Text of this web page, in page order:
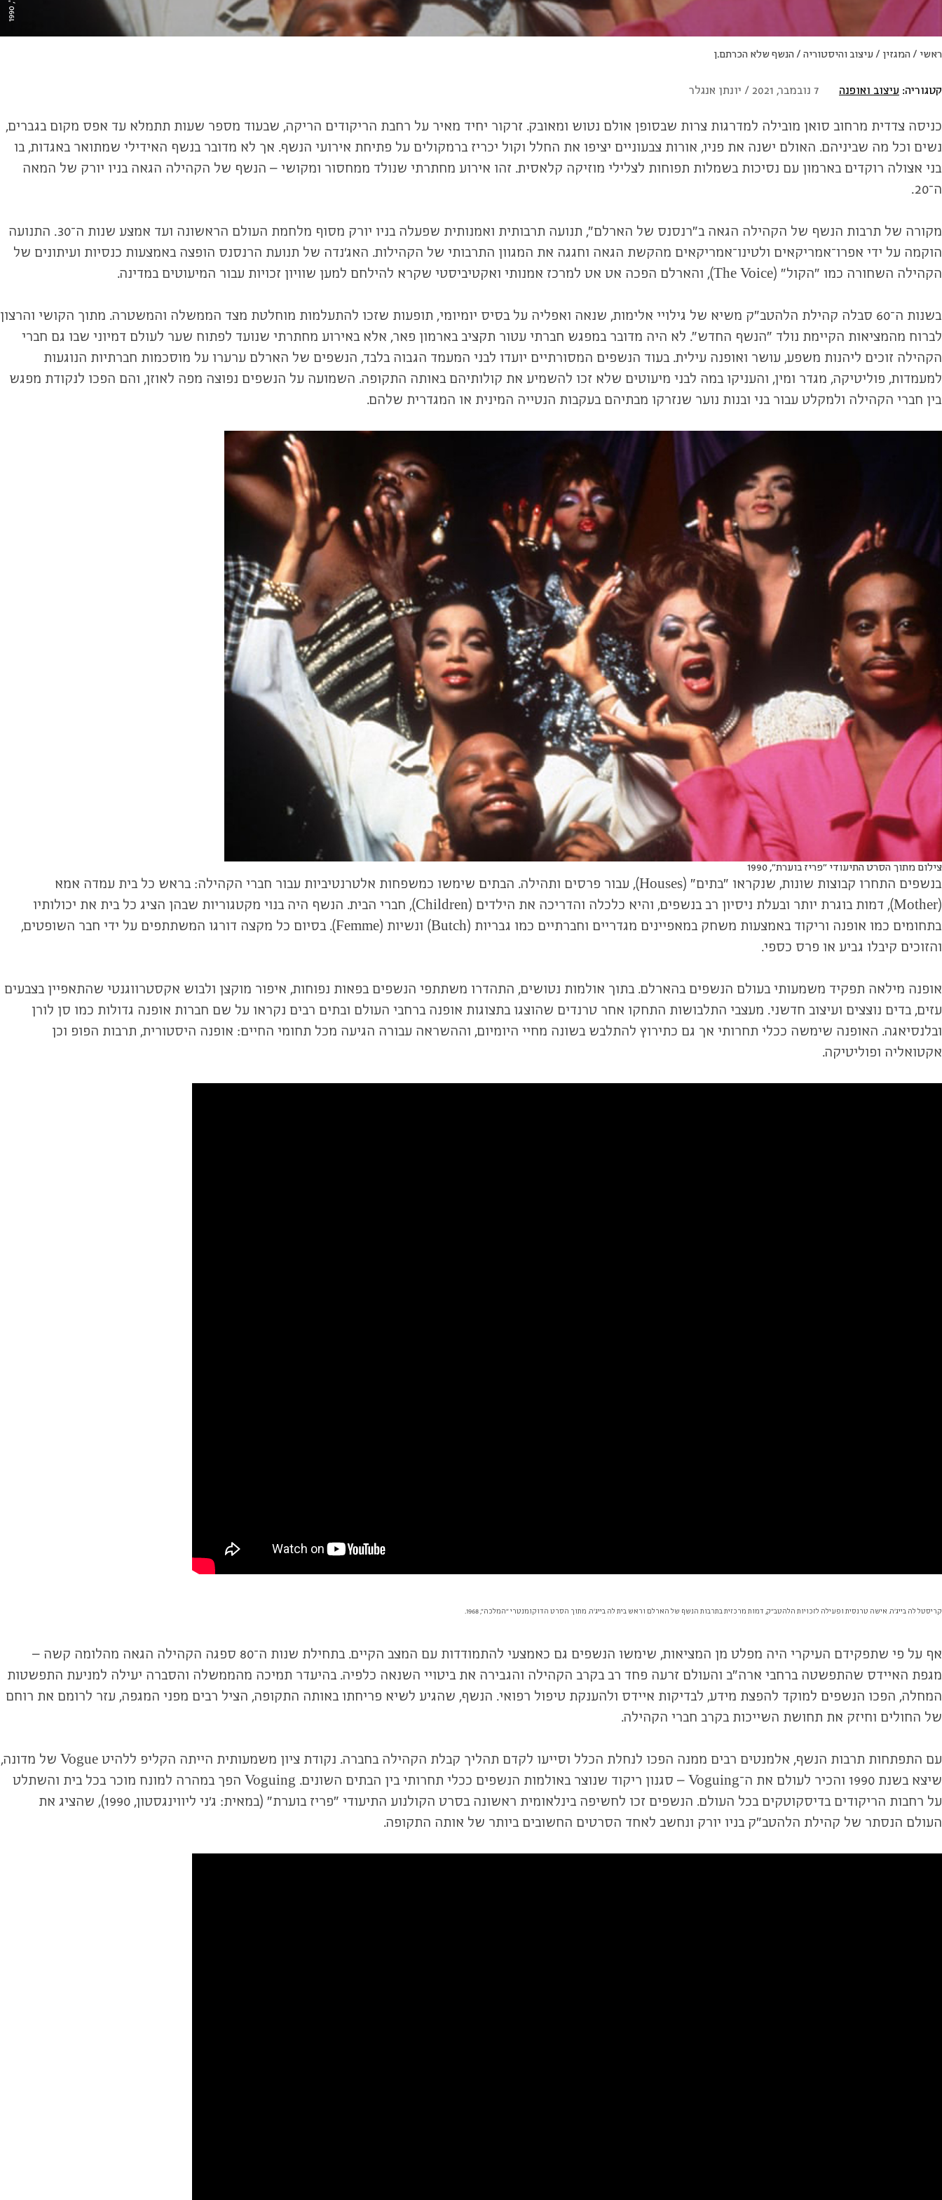
י
ל
ו
ם
:
מ
ת
ו
ך
ה
ס
ר
ט
ה
ת
י
ע
ו
ד
י
״
פ
ר
י
ז
ב
ו
ע
ר
ת
״
,
1
9
9
ראשי /המגזין /עיצוב והיסטוריה /הנשף שלא הכרתם.ן
קטגוריה: עיצוב ואופנה 7 נובמבר, 2021 / יונתן אנגלר
כניסה צדדית מרחוב סואן מובילה למדרגות צרות שבסופן אולם נטוש ומאובק. זרקור יחיד מאיר על רחבת הריקודים הריקה, שבעוד מספר שעות תתמלא עד אפס מקום בגברים,
נשים וכל מה שביניהם. האולם ישנה את פניו, אורות צבעוניים יציפו את החלל וקול יכריז ברמקולים על פתיחת אירועי הנשף. אך לא מדובר בנשף האידילי שמתואר באגדות, בו
בני אצולה רוקדים בארמון עם נסיכות בשמלות תפוחות לצלילי מוזיקה קלאסית. זהו אירוע מחתרתי שנולד ממחסור ומקושי – הנשף של הקהילה הגאה בניו יורק של המאה
ה־20.
מקורה של תרבות הנשף של הקהילה הגאה ב״רנסנס של הארלם״, תנועה תרבותית ואמנותית שפעלה בניו יורק מסוף מלחמת העולם הראשונה ועד אמצע שנות ה־30. התנועה
הוקמה על ידי אפרו־אמריקאים ולטינו־אמריקאים מהקשת הגאה וחגגה את המגוון התרבותי של הקהילות. האג'נדה של תנועת הרנסנס הופצה באמצעות כנסיות ועיתונים של
הקהילה השחורה כמו ״הקול״ (The Voice), והארלם הפכה אט אט למרכז אמנותי ואקטיביסטי שקרא להילחם למען שוויון זכויות עבור המיעוטים במדינה.
בשנות ה־60 סבלה קהילת הלהטב״ק משיא של גילויי אלימות, שנאה ואפליה על בסיס יומיומי, תופעות שזכו להתעלמות מוחלטת מצד הממשלה והמשטרה. מתוך הקושי והרצון
לברוח מהמציאות הקיימת נולד ״הנשף החדש״. לא היה מדובר במפגש חברתי עטור תקציב בארמון פאר, אלא באירוע מחתרתי שנועד לפתוח שער לעולם דמיוני שבו גם חברי
הקהילה זוכים ליהנות משפע, עושר ואופנה עילית. בעוד הנשפים המסורתיים יועדו לבני המעמד הגבוה בלבד, הנשפים של הארלם ערערו על מוסכמות חברתיות הנוגעות
למעמדות, פוליטיקה, מגדר ומין, והעניקו במה לבני מיעוטים שלא זכו להשמיע את קולותיהם באותה התקופה. השמועה על הנשפים נפוצה מפה לאוזן, והם הפכו לנקודת מפגש
בין חברי הקהילה ולמקלט עבור בני ובנות נוער שנזרקו מבתיהם בעקבות הנטייה המינית או המגדרית שלהם.
צילום מתוך הסרט התיעודי ״פריז בוערת״, 1990
בנשפים התחרו קבוצות שונות, שנקראו ״בתים״ (Houses), עבור פרסים ותהילה. הבתים שימשו כמשפחות אלטרנטיביות עבור חברי הקהילה: בראש כל בית עמדה אמא
(Mother), דמות בוגרת יותר ובעלת ניסיון רב בנשפים, והיא כלכלה והדריכה את הילדים (Children), חברי הבית. הנשף היה בנוי מקטגוריות שבהן הציג כל בית את יכולותיו
בתחומים כמו אופנה וריקוד באמצעות משחק במאפיינים מגדריים וחברתיים כמו גבריות (Butch) ונשיות (Femme). בסיום כל מקצה דורגו המשתתפים על ידי חבר השופטים,
והזוכים קיבלו גביע או פרס כספי.
אופנה מילאה תפקיד משמעותי בעולם הנשפים בהארלם. בתוך אולמות נטושים, התהדרו משתתפי הנשפים בפאות נפוחות, איפור מוקצן ולבוש אקסטרווגנטי שהתאפיין בצבעים
עזים, בדים נוצצים ועיצוב חדשני. מעצבי התלבושות התחקו אחר טרנדים שהוצגו בתצוגות אופנה ברחבי העולם ובתים רבים נקראו על שם חברות אופנה גדולות כמו סן לורן
ובלנסיאגה. האופנה שימשה ככלי תחרותי אך גם כתירוץ להתלבש בשונה מחיי היומיום, וההשראה עבורה הגיעה מכל תחומי החיים: אופנה היסטורית, תרבות הפופ וכן
אקטואליה ופוליטיקה.
קריסטל לה בייג'ה. אישה טרנסית ופעילה לזכויות הלהטב״ק, דמות מרכזית בתרבות הנשף של הארלם וראש בית לה בייג'ה. מתוך הסרט הדוקומנטרי ״המלכה״, 1968.
אף על פי שתפקידם העיקרי היה מפלט מן המציאות, שימשו הנשפים גם כאמצעי להתמודדות עם המצב הקיים. בתחילת שנות ה־80 ספגה הקהילה הגאה מהלומה קשה –
מגפת האיידס שהתפשטה ברחבי ארה״ב והעולם זרעה פחד רב בקרב הקהילה והגבירה את ביטויי השנאה כלפיה. בהיעדר תמיכה מהממשלה והסברה יעילה למניעת התפשטות
המחלה, הפכו הנשפים למוקד להפצת מידע, לבדיקות איידס ולהענקת טיפול רפואי. הנשף, שהגיע לשיא פריחתו באותה התקופה, הציל רבים מפני המגפה, עזר לרומם את רוחם
של החולים וחיזק את תחושת השייכות בקרב חברי הקהילה.
עם התפתחות תרבות הנשף, אלמנטים רבים ממנה הפכו לנחלת הכלל וסייעו לקדם תהליך קבלת הקהילה בחברה. נקודת ציון משמעותית הייתה הקליפ ללהיט Vogue של מדונה,
שיצא בשנת 1990 והכיר לעולם את ה־Voguing – סגנון ריקוד שנוצר באולמות הנשפים ככלי תחרותי בין הבתים השונים. Voguing הפך במהרה למונח מוכר בכל בית והשתלט
על רחבות הריקודים בדיסקוטקים בכל העולם. הנשפים זכו לחשיפה בינלאומית ראשונה בסרט הקולנוע התיעודי ״פריז בוערת״ (במאית: ג'ני ליווינגסטון, 1990), שהציג את
העולם הנסתר של קהילת הלהטב״ק בניו יורק ונחשב לאחד הסרטים החשובים ביותר של אותה התקופה.